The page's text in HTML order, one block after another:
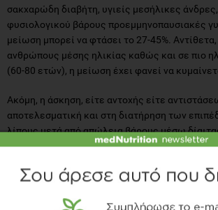
σακχαρώδη διαβήτη, υγιείς μεσήλικες άνδρες,
φυσιολογικού βάρους προεμμηνοπαυσιακές
μείωση μπορεί να φτάσει το 27-45%.
ανθρώπους μέσης ηλικίας καθώς και σε πιο
(60-80 ετών), η μείωση έχει φανεί να
Ακόμη, η άσκηση, είτε αντοχής είτε
αποτελεσματική και στη διατήρηση των
λίπους μετά από απώλεια βάρους μέσω
άτομα που έχασαν, μεν, βάρος αλλά δεν
οι τοπικές ασκήσεις αντιστάσεων (κοιλιακοί